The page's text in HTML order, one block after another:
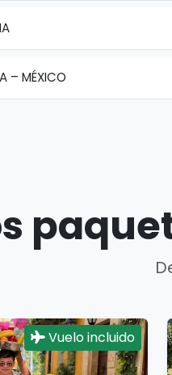
– MÉXICO
Vuelo incluido